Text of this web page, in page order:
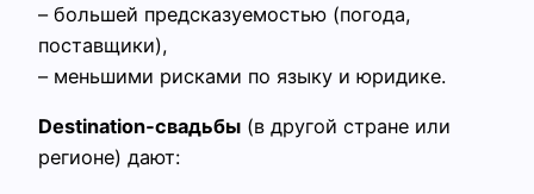
– большей предсказуемостью (погода,
поставщики),
– меньшими рисками по языку и юридике.
Destination‑свадьбы (в другой стране или
регионе) дают: